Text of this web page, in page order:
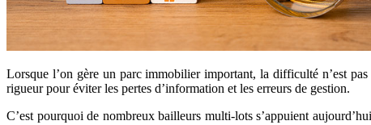
Lorsque l’on gère un parc immobilier important, la difficulté n’est
rigueur pour éviter les pertes d’information et les erreurs de gestion.
C’est pourquoi de nombreux bailleurs multi-lots s’appuient